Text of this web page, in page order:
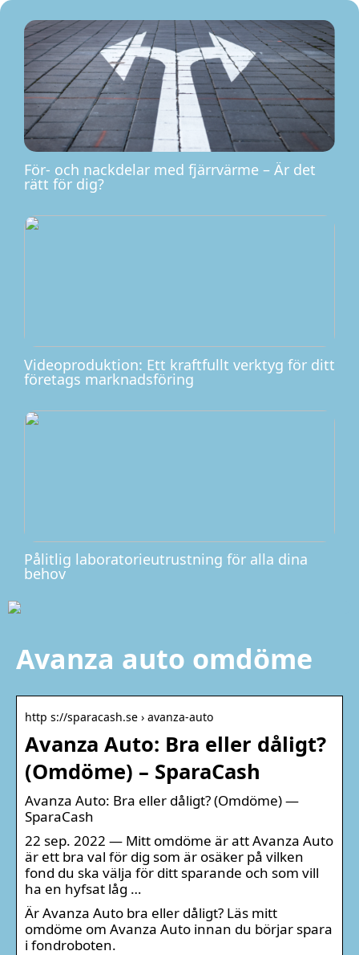
För- och nackdelar med fjärrvärme – Är det
rätt för dig?
Videoproduktion: Ett kraftfullt verktyg för ditt
företags marknadsföring
Pålitlig laboratorieutrustning för alla dina
behov
Avanza auto omdöme
http s://sparacash.se › avanza-auto
Avanza Auto: Bra eller dåligt?
(Omdöme) – SparaCash
Avanza Auto: Bra eller dåligt? (Omdöme) —
SparaCash
22 sep. 2022 — Mitt omdöme är att Avanza Auto
är ett bra val för dig som är osäker på vilken
fond du ska välja för ditt sparande och som vill
ha en hyfsat låg …
Är Avanza Auto bra eller dåligt? Läs mitt
omdöme om Avanza Auto innan du börjar spara
i fondroboten.